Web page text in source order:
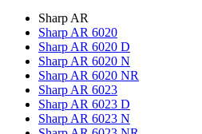
Sharp AR
Sharp AR 6020
Sharp AR 6020 D
Sharp AR 6020 N
Sharp AR 6020 NR
Sharp AR 6023
Sharp AR 6023 D
Sharp AR 6023 N